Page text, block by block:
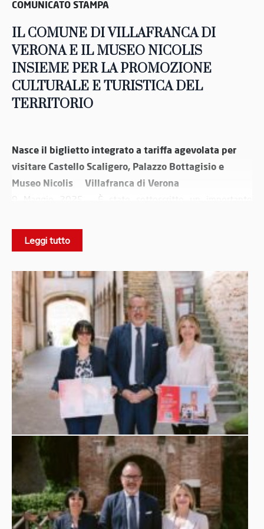
COMUNICATO STAMPA
IL COMUNE DI VILLAFRANCA DI
VERONA E IL MUSEO NICOLIS
INSIEME PER LA PROMOZIONE
CULTURALE E TURISTICA DEL
TERRITORIO
Nasce il biglietto integrato a tariffa agevolata per
visitare Castello Scaligero, Palazzo Bottagisio e
Museo Nicolis Villafranca di Verona
9 Maggio 2025 – È stato sottoscritto un importante
Verona e il Museo Nicolis
il patrimonio culturale
dell’intesa la creazione di unbiglietto unicoche
permetterà ai visitatori di accedere a
tariffa agevolataai
principali poli culturali della città: Castello Scaligero,
Palazzo Bottagisio e Museo Nicolis. Valorizzazione e
sinergia -La collaborazione tra pubblico e privato si
inserisce in una strategia più ampia di promozione
culturale, mirata a rafforzare l’attrattività turistica di
Villafranca e a promuovere un’azione condivisa tra i diversi
attori del territorio. L’iniziativa vuole facilitare la fruizione
dei beni culturali, favorendo percorsi di visita integrati,
incentivando un turismo di prossimità e di
Questo progetto– dichiara l’Assessore alla Cultura
Claudia Barbera–è un passo concreto verso una cultura
più accessibile e condivisa. Uniamo le forze per valorizzare
i nostri luoghi simbolo e offrire ai cittadini e ai visitatori
Leggi tutto